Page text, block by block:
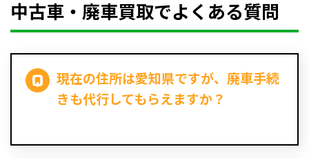
中古車・廃車買取でよくある質問
現在の住所は愛知県ですが、廃車手続
きも代行してもらえますか？